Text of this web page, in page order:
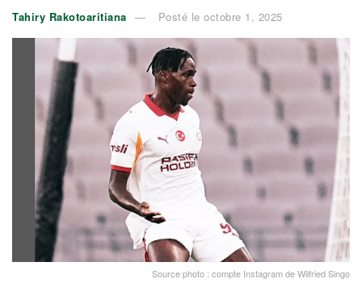
Tahiry Rakotoaritiana Posté le octobre 1, 2025
Source photo : compte Instagram de Wilfried Singo